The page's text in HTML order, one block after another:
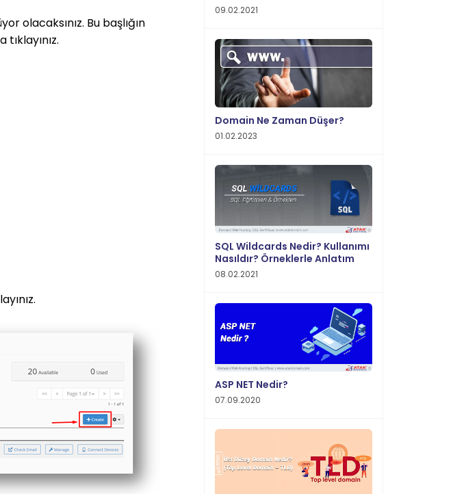
olacaksınız. Bu başlığın
09.02.2021
Domain Ne Zaman Düşer?
01.02.2023
SQL Wildcards Nedir? Kullanımı
Nasıldır? Örneklerle Anlatım
08.02.2021
ASP NET Nedir?
07.09.2020